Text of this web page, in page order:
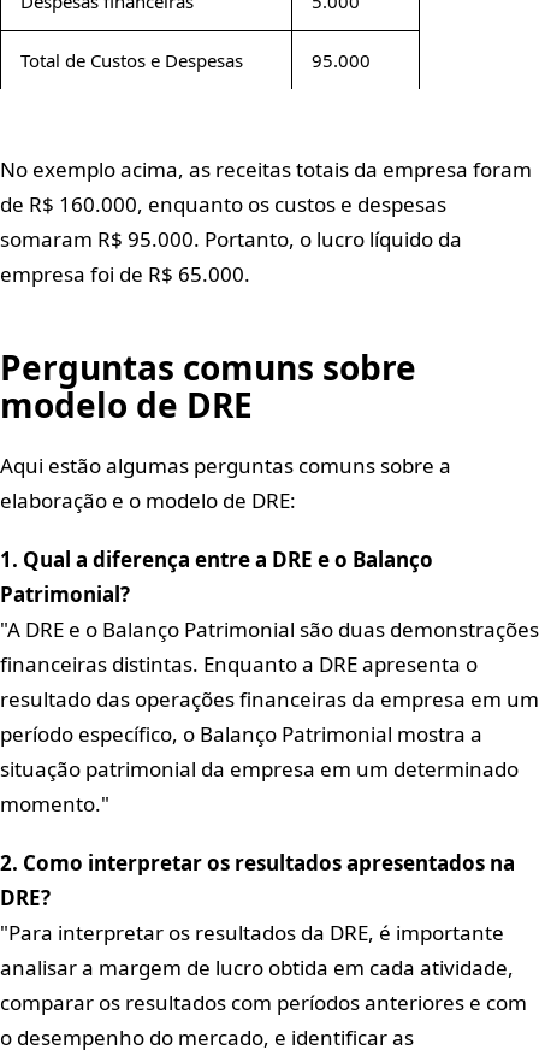
Total de Custos e Despesas 95.000
No exemplo acima, as receitas totais da empresa foram
de R$ 160.000, enquanto os custos e despesas
somaram R$ 95.000. Portanto, o lucro líquido da
empresa foi de R$ 65.000.
Perguntas comuns sobre
modelo de DRE
Aqui estão algumas perguntas comuns sobre a
elaboração e o modelo de DRE:
1. Qual a diferença entre a DRE e o Balanço
Patrimonial?
A DRE e o Balanço Patrimonial são duas demonstrações
financeiras distintas. Enquanto a DRE apresenta o
resultado das operações financeiras da empresa em um
período específico, o Balanço Patrimonial mostra a
situação patrimonial da empresa em um determinado
momento.
2. Como interpretar os resultados apresentados na
DRE?
Para interpretar os resultados da DRE, é importante
analisar a margem de lucro obtida em cada atividade,
comparar os resultados com períodos anteriores e com
o desempenho do mercado, e identificar as